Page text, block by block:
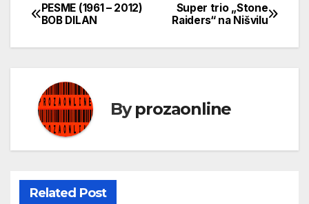
Кретање
чланка
Super trio „Stone
Raiders“ na Nišvilu
PESME (1961 – 2012)
BOB DILAN
Byprozaonline
Related Post